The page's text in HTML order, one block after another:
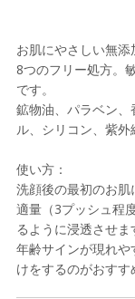
お肌にやさしい無添
8つのフリー処方。
です。
鉱物油、パラベン
ル、シリコン、紫
使い方：
洗顔後の最初のお肌
適量（3プッシュ程
るように浸透させま
年齢サインが現れ
けをするのがおすす